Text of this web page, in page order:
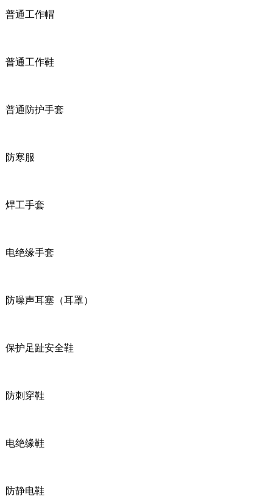
普通工作帽
普通工作鞋
普通防护手套
防寒服
焊工手套
电绝缘手套
防噪声耳塞（耳罩）
保护足趾安全鞋
防刺穿鞋
电绝缘鞋
防静电鞋